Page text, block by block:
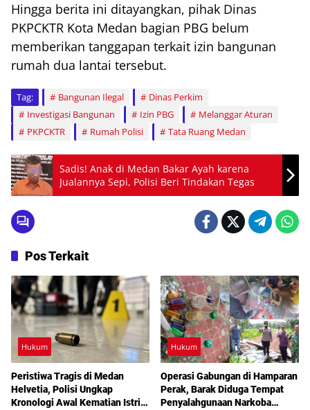
Hingga berita ini ditayangkan, pihak Dinas
PKPCKTR Kota Medan bagian PBG belum
memberikan tanggapan terkait izin bangunan
rumah dua lantai tersebut.
Tag: Bangunan Ilegal
Dinas Perkim
Investigasi Bangunan
Izin PBG
Melanggar Aturan
PKPCKTR
Rumah Polisi Tata Ruang Medan
Sadis! Anak di Medan Bakar Ayah karena
Jualannya Sepi, Polisi Beri Tindakan Tegas
Pos Terkait
Hukum
Peristiwa Tragis di Medan
Helvetia, Polisi Ungkap
Kronologi Awal Kematian Istri
Hukum
Operasi Gabungan di Hamparan
Perak, Barak Diduga Tempat
Penyalahgunaan Narkoba